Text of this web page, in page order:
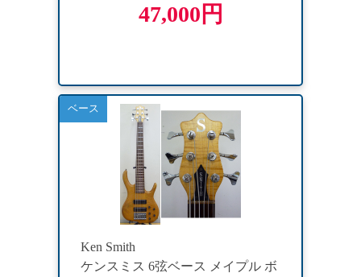
47,000円
ベース
Ken Smith
ケンスミス 6弦ベース メイプル ボ